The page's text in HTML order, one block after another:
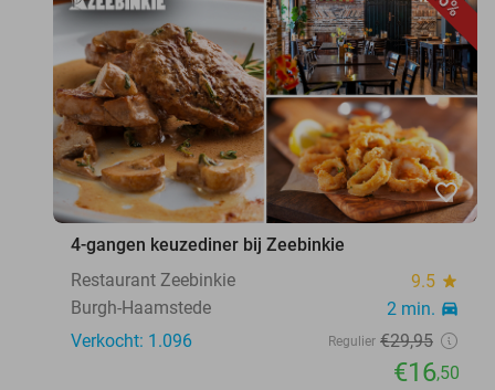
favorite_border
4-gangen keuzediner bij Zeebinkie
Restaurant Zeebinkie
9.5 star
Burgh-Haamstede 2 min. directions_car
Verkocht: 1.096 Regulier €29,95
€16,50